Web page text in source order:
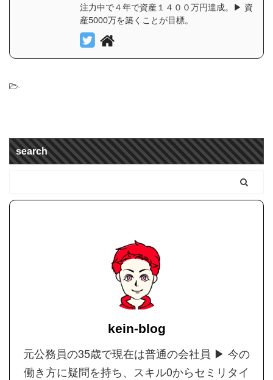
注力中で４年で資産１４００万円達成。▶︎ 資
産5000万を築くことが目標。
-
search
kein-blog
元公務員の35歳で現在は普通の会社員 ▶︎ 今の
働き方に疑問を持ち、スキル0からセミリタイ